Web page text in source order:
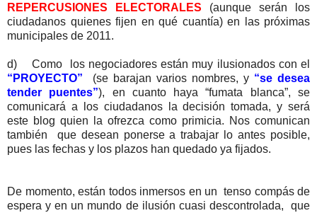
REPERCUSIONES ELECTORALES (aunque serán los
ciudadanos quienes fijen en qué cuantía) en las próximas
municipales de 2011.
d) Como los negociadores están muy ilusionados con el
“PROYECTO” (se barajan varios nombres, y “se desea
tender puentes”), en cuanto haya “fumata blanca”, se
comunicará a los ciudadanos la decisión tomada, y será
este blog quien la ofrezca como primicia. Nos comunican
también que desean ponerse a trabajar lo antes posible,
pues las fechas y los plazos han quedado ya fijados.
De momento, están todos inmersos en un tenso compás de
espera y en un mundo de ilusión cuasi descontrolada, que